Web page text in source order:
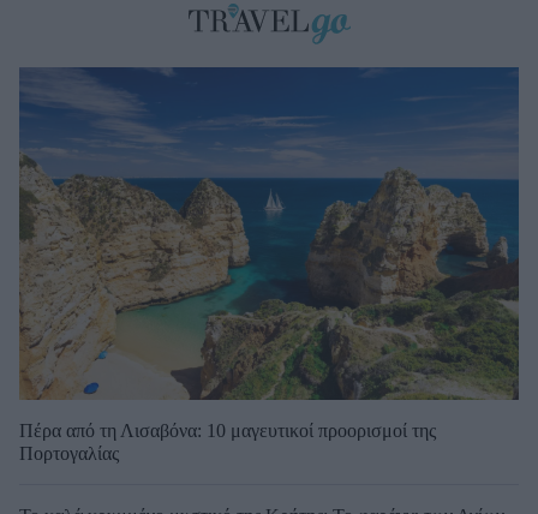
Πέρα από τη Λισαβόνα: 10 μαγευτικοί προορισμοί της
Πορτογαλίας